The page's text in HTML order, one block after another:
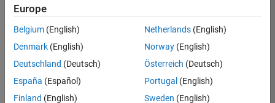
maintenant
Poste:
36935-
Europe
Belgium (English)
Denmark (English)
Deutschland (Deutsch)
España (Español)
Finland (English)
Netherlands(English)
Norway(English)
Österreich (Deutsch)
Portugal (English)
Sweden (English)